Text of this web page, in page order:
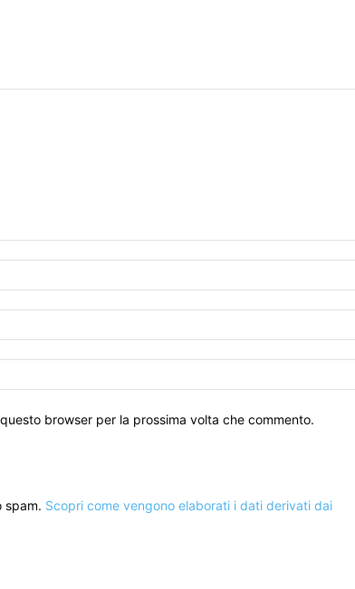
browser per la prossima volta che commento.
spam. Scopri come vengono elaborati i dati derivati dai